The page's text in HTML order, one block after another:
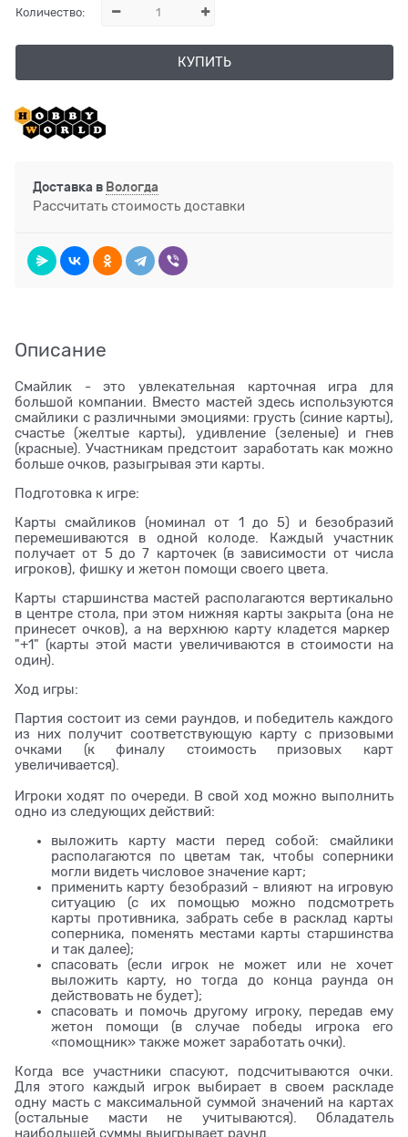
Количество:
КУПИТЬ
Доставка в Вологда
Рассчитать стоимость доставки
Описание
Смайлик - это увлекательная карточная игра для
большой компании. Вместо мастей здесь используются
смайлики с различными эмоциями: грусть (синие карты),
счастье (желтые карты), удивление (зеленые) и гнев
(красные). Участникам предстоит заработать как можно
больше очков, разыгрывая эти карты.
Подготовка к игре:
Карты смайликов (номинал от 1 до 5) и безобразий
перемешиваются в одной колоде. Каждый участник
получает от 5 до 7 карточек (в зависимости от числа
игроков), фишку и жетон помощи своего цвета.
Карты старшинства мастей располагаются вертикально
в центре стола, при этом нижняя карты закрыта (она не
принесет очков), а на верхнюю карту кладется маркер
"+1" (карты этой масти увеличиваются в стоимости на
один).
Ход игры:
Партия состоит из семи раундов, и победитель каждого
из них получит соответствующую карту с призовыми
очками (к финалу стоимость призовых карт
увеличивается).
Игроки ходят по очереди. В свой ход можно выполнить
одно из следующих действий:
выложить карту масти перед собой: смайлики
располагаются по цветам так, чтобы соперники
могли видеть числовое значение карт;
применить карту безобразий - влияют на игровую
ситуацию (с их помощью можно подсмотреть
карты противника, забрать себе в расклад карты
соперника, поменять местами карты старшинства
и так далее);
спасовать (если игрок не может или не хочет
выложить карту, но тогда до конца раунда он
действовать не будет);
спасовать и помочь другому игроку, передав ему
жетон помощи (в случае победы игрока его
«помощник» также может заработать очки).
Когда все участники спасуют, подсчитываются очки.
Для этого каждый игрок выбирает в своем раскладе
одну масть с максимальной суммой значений на картах
(остальные масти не учитываются). Обладатель
наибольшей суммы выигрывает раунд.